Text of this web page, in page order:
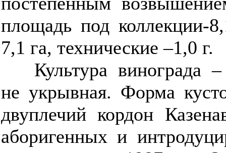
площадь под коллекции-
7,1 га, технические –1,0 г.
Культура винограда
не укрывная. Форма
двуплечий кордон
аборигенных и